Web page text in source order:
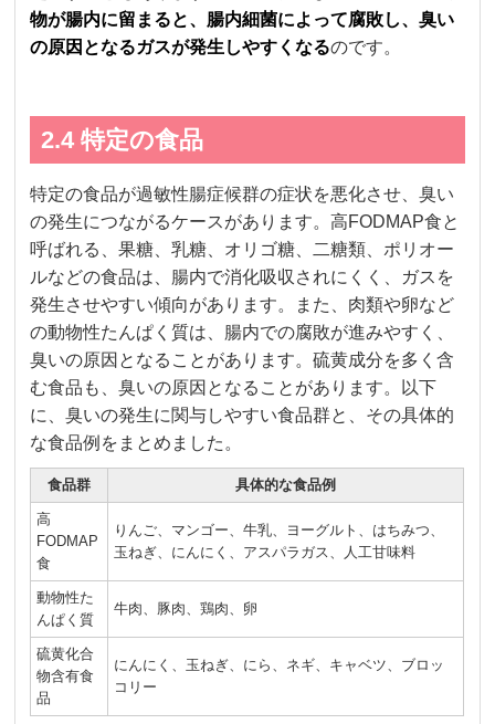
物が腸内に留まると、腸内細菌によって腐敗し、臭い
の原因となるガスが発生しやすくなるのです。
2.4 特定の食品
特定の食品が過敏性腸症候群の症状を悪化させ、臭い
の発生につながるケースがあります。高FODMAP食と
呼ばれる、果糖、乳糖、オリゴ糖、二糖類、ポリオー
ルなどの食品は、腸内で消化吸収されにくく、ガスを
発生させやすい傾向があります。また、肉類や卵など
の動物性たんぱく質は、腸内での腐敗が進みやすく、
臭いの原因となることがあります。硫黄成分を多く含
む食品も、臭いの原因となることがあります。以下
に、臭いの発生に関与しやすい食品群と、その具体的
な食品例をまとめました。
食品群 具体的な食品例
高
FODMAP
食
りんご、マンゴー、牛乳、ヨーグルト、はちみつ、
玉ねぎ、にんにく、アスパラガス、人工甘味料
動物性た
んぱく質
牛肉、豚肉、鶏肉、卵
硫黄化合
物含有食
品
にんにく、玉ねぎ、にら、ネギ、キャベツ、ブロッ
コリー